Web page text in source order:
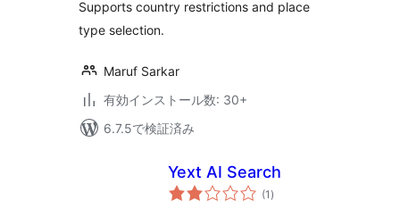
Supports country restrictions and place
type selection.
Maruf Sarkar
有効インストール数: 30+
6.7.5で検証済み
Yext AI Search
(1 個
の)